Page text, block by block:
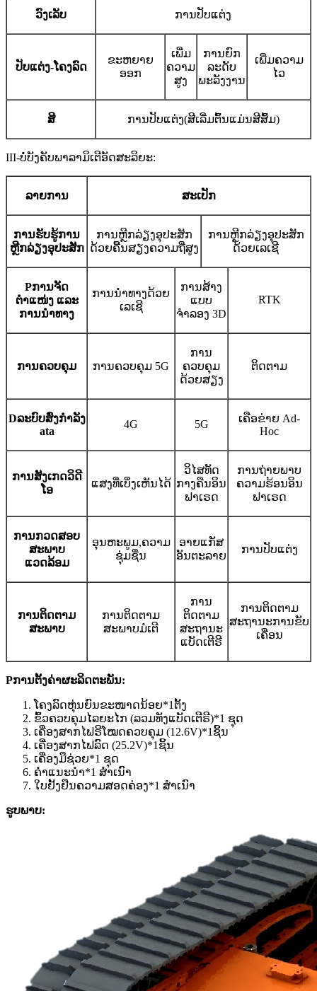
ວົງເລັບ ການປັບແຕ່ງ
ປັບແຕ່ງ-ໂຄງລົດ
ຂະຫຍາຍ
ອອກ
ເພີ່ມ
ຄວາມ
ສູງ
ການຍົກ
ລະດັບ
ພະລັງງານ
ເພີ່ມຄວາມ
ໄວ
ສີ ການປັບແຕ່ງ(ສີເລີ່ມຕົ້ນແມ່ນສີສົ້ມ)
III-ບໍ່ບັງຄັບພາລາມິເຕີອັດສະລິຍະ:
ລາຍການ ສະເປັກ
ການຮັບຮູ້ການ
ຫຼີກລ່ຽງອຸປະສັກ
ການຫຼີກລ່ຽງອຸປະສັກ
ດ້ວຍຄື້ນສຽງຄວາມຖີ່ສູງ
ການຫຼີກລ່ຽງອຸປະສັກ
ດ້ວຍເລເຊີ
Pການຈັດ
ຕຳແໜ່ງ ແລະ
ການນຳທາງ
ການນຳທາງດ້ວຍ
ເລເຊີ
ການສ້າງ
ແບບ
ຈຳລອງ 3D
RTK
ການຄວບຄຸມ ການຄວບຄຸມ 5G
ການ
ຄວບຄຸມ
ດ້ວຍສຽງ
ຕິດຕາມ
Dລະບົບສົ່ງກຳລັງ
ata
4G 5G
ເຄືອຂ່າຍ Ad-
Hoc
ການສັງເກດວິດີ
ໂອ
ແສງທີ່ເບິ່ງເຫັນໄດ້
ວິໄສທັດ
ກາງຄືນອິນ
ຟາເຣດ
ການຖ່າຍພາບ
ຄວາມຮ້ອນອິນ
ຟາເຣດ
ການກວດສອບ
ສະພາບ
ແວດລ້ອມ
ອຸນຫະພູມ,ຄວາມ
ຊຸ່ມຊື່ນ
ອາຍແກັສ
ອັນຕະລາຍ
ການປັບແຕ່ງ
ການຕິດຕາມ
ສະພາບ
ການຕິດຕາມ
ສະພາບມໍເຕີ
ການ
ຕິດຕາມ
ສະຖານະ
ແບັດເຕີຣີ
ການຕິດຕາມ
ສະຖານະການຂັບ
ເຄື່ອນ
Pການຕັ້ງຄ່າຜະລິດຕະພັນ:
ໂຄງລົດຫຸ່ນຍົນຂະໜາດນ້ອຍ*1 ຕັ້ງ
ຂົ້ວຄວບຄຸມໄລຍະໄກ (ລວມທັງແບັດເຕີຣີ)*1 ຊຸດ
ເຄື່ອງສາກໄຟຣີໂໝດຄວບຄຸມ (12.6V)*1 ຊິ້ນ
ເຄື່ອງສາກໄຟລົດ (25.2V)*1 ຊິ້ນ
ເຄື່ອງມືຊ່ວຍ*1 ຊຸດ
ຄຳແນະນຳ*1 ສຳເນົາ
ໃບຢັ້ງຢືນຄວາມສອດຄ່ອງ*1 ສຳເນົາ
ຮູບພາບ: